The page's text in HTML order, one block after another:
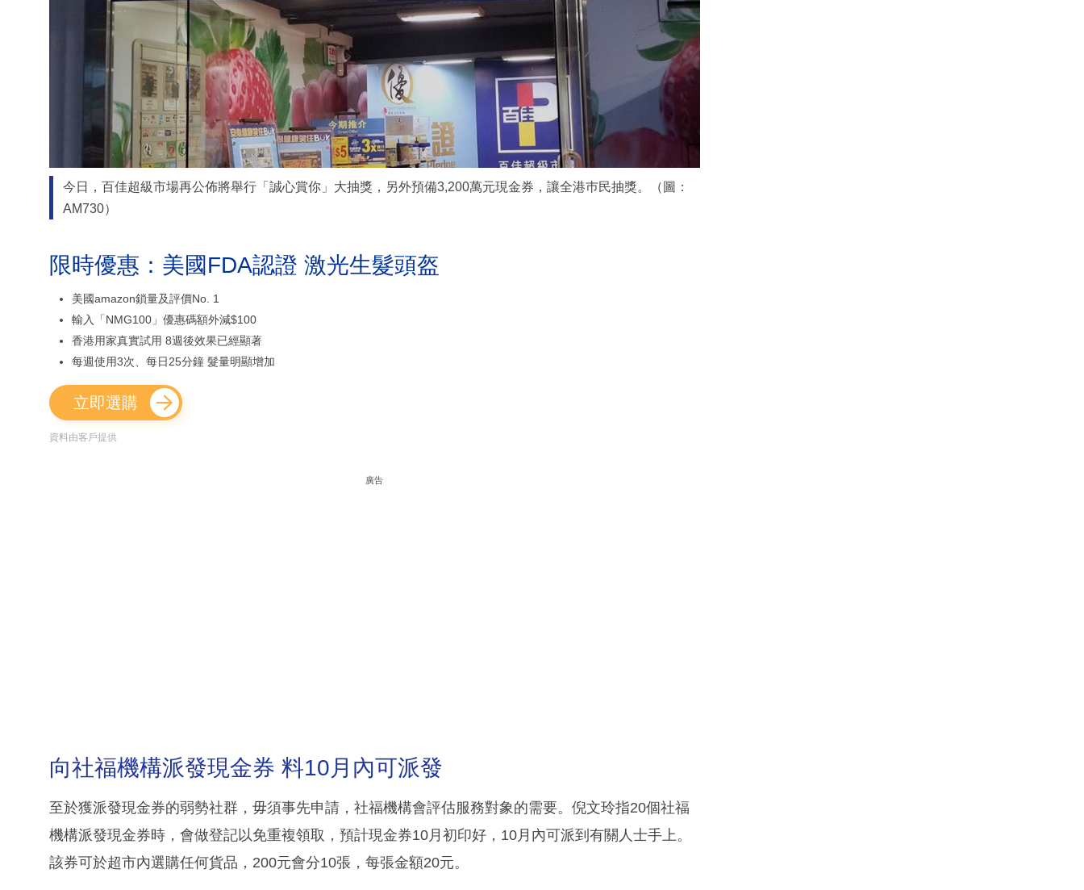
今日，百佳超級市場再公佈將舉行「誠心賞你」大抽獎，另外預備3,200萬元現金券，讓全港巿民抽獎。（圖：
AM730）
限時優惠：美國FDA認證 激光生髮頭盔
美國amazon鎖量及評價No. 1
輸入「NMG100」優惠碼額外減$100
香港用家真實試用 8週後效果已經顯著
每週使用3次、每日25分鐘 髮量明顯增加
立即選購
資料由客戶提供
廣告
向社福機構派發現金券 料10月內可派發
至於獲派發現金券的弱勢社群，毋須事先申請，社福機構會評估服務對象的需要。倪文玲指20個社福
機構派發現金券時，會做登記以免重複領取，預計現金券10月初印好，10月內可派到有關人士手上。
該券可於超市內選購任何貨品，200元會分10張，每張金額20元。